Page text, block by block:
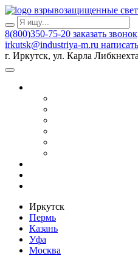
взрывозащищенные
8(800)350-75-20 заказать звонок
irkutsk@industriya-m.ru
г. Иркутск, ул. Карла
Иркутск
Пермь
Казань
Уфа
Москва